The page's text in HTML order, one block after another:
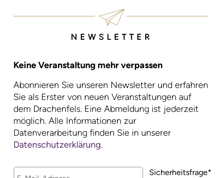
Keine Veranstaltung mehr verpassen
Abonnieren Sie unseren Newsletter und erfahren
Sie als Erster von neuen Veranstaltungen auf
dem Drachenfels. Eine Abmeldung ist jederzeit
möglich. Alle Informationen zur
Datenverarbeitung finden Sie in unserer
Datenschutzerklärung.
E-
Pflichtfeld
Sicherheitsfrage*